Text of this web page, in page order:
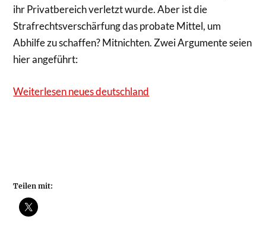
ihr Privatbereich verletzt wurde. Aber ist die
Strafrechtsverschärfung das probate Mittel, um
Abhilfe zu schaffen? Mitnichten. Zwei Argumente seien
hier angeführt:
Weiterlesen neues deutschland
Teilen mit: